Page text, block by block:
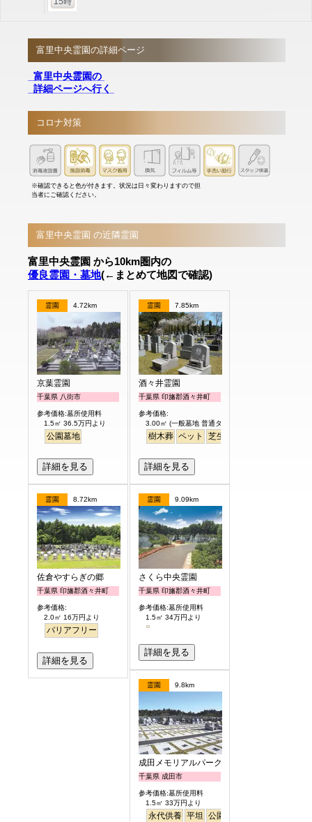
富里中央霊園の詳細ページ
富里中央霊園の
詳細ページへ行く
コロナ対策
※確認できると色が付きます。状況は日々変わりますので担
当者にご確認ください。
富里中央霊園 の近隣霊園
富里中央霊園 から10km圏内の
優良霊園・墓地(←まとめて地図で確認)
霊園 4.72km
京葉霊園
千葉県 八街市
参考価格:墓所使用料
1.5㎡ 36.5万円より
公園墓地
詳細を見る
霊園 7.85km
酒々井霊園
千葉県 印旛郡酒々井町
参考価格:
3.00㎡ (一般墓地 普通タイプ) 25万円より
樹木葬 ペット 芝生
詳細を見る
霊園 8.72km
佐倉やすらぎの郷
千葉県 印旛郡酒々井町
参考価格:
2.0㎡ 16万円より
バリアフリー
詳細を見る
霊園 9.09km
さくら中央霊園
千葉県 印旛郡酒々井町
参考価格:墓所使用料
1.5㎡ 34万円より
詳細を見る
霊園 9.8km
成田メモリアルパーク
千葉県 成田市
参考価格:墓所使用料
1.5㎡ 33万円より
永代供養 平坦 公園墓地